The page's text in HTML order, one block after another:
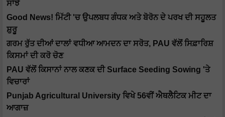
ਸਾਂਝੇ
Good News! ਮਿੱਟੀ 'ਚ ਉਪਲਬਧ ਗੰਧਕ ਅਤੇ ਬੋਰੋਨ ਦੇ ਪਰਖ ਦੀ ਸਹੂਲਤ
ਸ਼ੁਰੂ
ਗਰਮ ਰੁੱਤ ਦੀਆਂ ਦਾਲਾਂ ਵਧੀਆ ਆਮਦਨ ਦਾ ਸਰੋਤ, PAU ਵੱਲੋਂ ਸਿਫ਼ਾਰਿਸ਼
ਕਿਸਮਾਂ ਦੀ ਕਰੋ ਚੋਣ
PAU ਵੱਲੋਂ ਕਿਸਾਨਾਂ ਨਾਲ ਕਣਕ ਦੀ Surface Seeding Sowing 'ਤੇ
ਵਿਚਾਰਾਂ
Punjab Agricultural University ਵਿਖੇ 56ਵੀਂ ਐਥਲੈਟਿਕ ਮੀਟ ਦਾ
ਆਗਾਜ਼